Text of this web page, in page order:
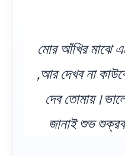
মোর আঁখির মাঝে
,আর দেখব না
দেব
জানাই শুভ